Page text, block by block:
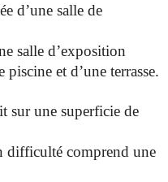
d’une salle de
salle d’exposition
et d’une terrasse.
sur une superficie de
difficulté comprend une